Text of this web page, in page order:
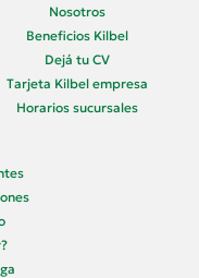
Nosotros
Beneficios Kilbel
Dejá tu CV
Tarjeta Kilbel empresa
Horarios sucursales